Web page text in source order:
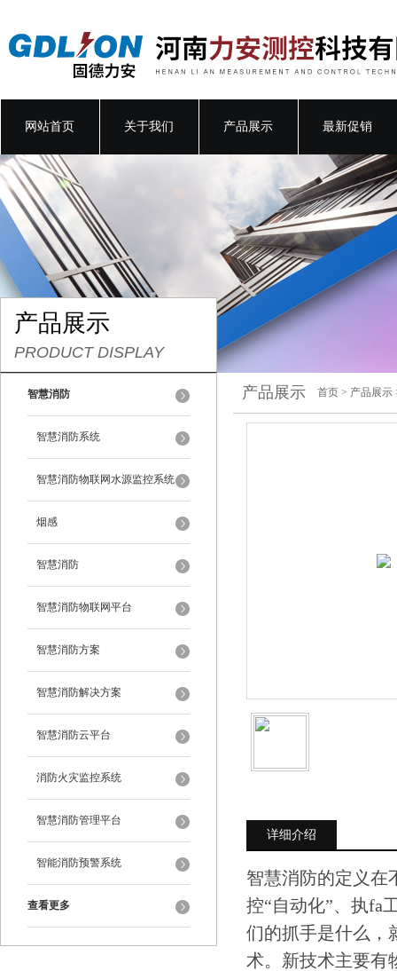
网站首页 关于我们 产品展示 最新促销
产品展示
PRODUCT DISPLAY
智慧消防
智慧消防系统
智慧消防物联网水源监控系统
烟感
智慧消防
智慧消防物联网平台
智慧消防方案
智慧消防解决方案
智慧消防云平台
消防火灾监控系统
智慧消防管理平台
智能消防预警系统
查看更多
产品展示 首页 > 产品展示
详细介绍
智慧消防的定义在
控“自动化”、执fa
们的抓手是什么，
术。新技术主要有